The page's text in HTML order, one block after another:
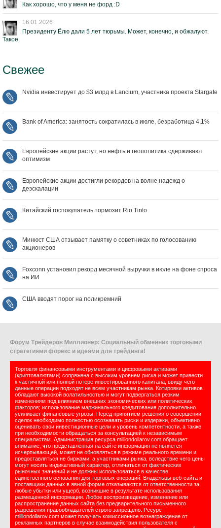
Как хорошо, что у меня не форд :D
16.01.2026
Президенту Ёлю дали 5 лет тюрьмы. Может, конечно, и обжалуют.
Такое.
Свежее
Nvidia инвестирует до $3 млрд в Lancium, участника проекта Stargate
Bank of America: занятость сократилась в июле, безработица 4,1%
Европейские акции растут, но нефть и геополитика сдерживают
оптимизм
Европейские акции достигли рекордов на волне надежд о
деэскалации
Китайский госпокупатель тормозит Rio Tinto
Минюст США отзывает памятку о советниках по голосованию
акционеров
Foxconn установил рекорд месячной выручки в июле на фоне спроса
на ИИ
США вводят порог на поликремний
Форум Трейдеров Миллионер: Социальный обменник торговыми
стратегиями форекс и идеями для трейдинга!
Торговля финансовыми инструментами и цифровыми активами
(криптовалютами) сопряжена с высоким уровнем риска и может привести
к частичной или полной потере инвестированного капитала, ввиду чего
данные операции подходят не всем участникам рынка. Котировки активов
обладают высокой волатильностью и могут подвергаться резким
изменениям под влиянием внешних экономических или политических
факторов; использование маржинального кредитования дополнительно
усиливает финансовые угрозы. Перед принятием решения о совершении
сделок необходимо полностью осознавать риски и издержки, объективно
оценивать свои инвестиционные цели и уровень компетентности, а также
при необходимости обращаться за консультацией к независимым
специалистам. Администрация ресурса milliondollarov.com обращает
внимание, что представленная на сайте информация не является
исчерпывающей, может не обновляться в режиме реального времени и
предоставляться не биржами, а участниками рынка, вследствие чего цены
могут носить индикативный характер, отличаться от фактических
рыночных значений и не должны использоваться в качестве
единственного основания для торговых операций. Владельцы веб-сайта и
поставщики данных в явной форме отказываются от ответственности за
любые убытки или ущерб, возникшие в результате использования
размещенной информации. Любое воспроизведение, изменение или
распространение данных сайта без предварительного письменного
разрешения правообладателей строго запрещено. Ресурс
milliondollarov.com может получать комиссионное вознаграждение от
рекламных партнеров в случае взаимодействия пользователя с